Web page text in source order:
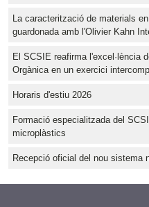
La caracterització de materials
guardonada amb l'Olivier Kahn
El SCSIE reafirma l'excel·lència
Orgànica en un exercici
Horaris d'estiu 2026
Formació especialitzada del
microplàstics
Recepció oficial del nou sistema